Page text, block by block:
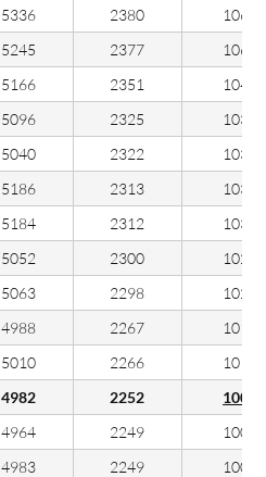
5336 2380
106
5245 2377
106
5166 2351
104
5096 2325
103
5040 2322
103
5186 2313
103
5184 2312
103
5052 2300
102
5063 2298
102
4988 2267
101
5010 2266
101
4982 2252
100
4964 2249
100
4983 2249
100